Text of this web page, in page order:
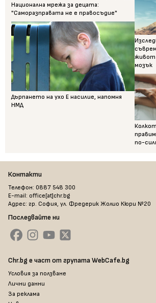
Национална мрежа за децата:
"Саморазправата не е правосъдие"
Дърпането на ухо Е насилие, напомня
НМД
живот
мозък
по-
Контакти
Телефон: 0887 548 300
E-mail: office[at]chr.bg
Адрес: гр. София, ул. Фредерик Жолио Кюри №20
Последвайте ни
Chr.bg е част от групата WebCafe.bg
Условия за ползване
Лични данни
За реклама